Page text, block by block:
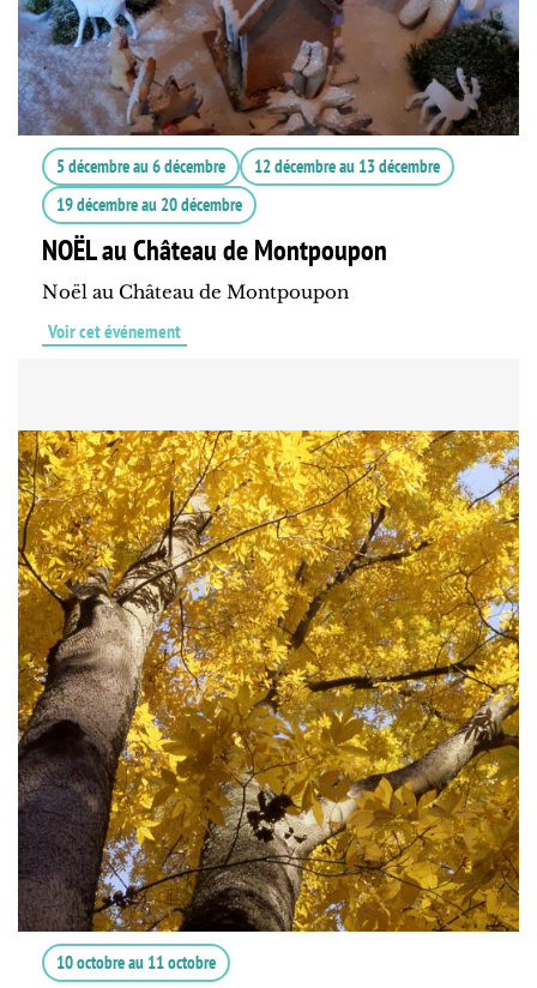
5 décembreau6 décembre 12 décembreau 13 décembre
19 décembreau 20 décembre
NOËL au Château de Montpoupon
Noël au Château de Montpoupon
Voir cet événement
10 octobreau 11 octobre